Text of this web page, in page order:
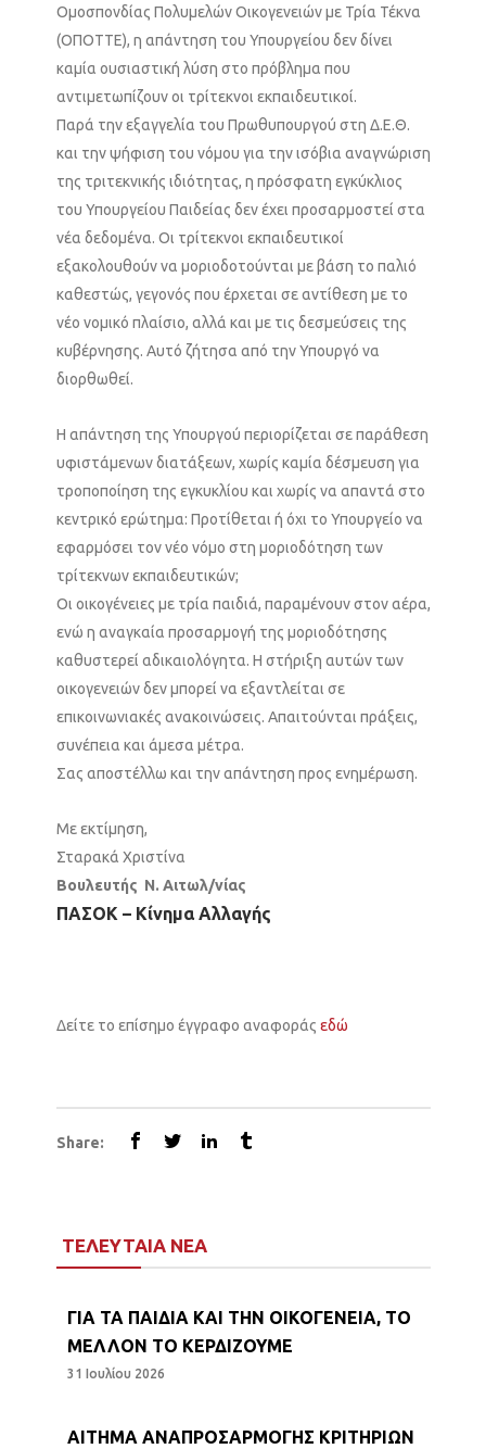
Ομοσπονδίας Πολυμελών Οικογενειών με Τρία Τέκνα
(ΟΠΟΤΤΕ), η απάντηση του Υπουργείου δεν δίνει
καμία ουσιαστική λύση στο πρόβλημα που
αντιμετωπίζουν οι τρίτεκνοι εκπαιδευτικοί.
Παρά την εξαγγελία του Πρωθυπουργού στη Δ.Ε.Θ.
και την ψήφιση του νόμου για την ισόβια αναγνώριση
της τριτεκνικής ιδιότητας, η πρόσφατη εγκύκλιος
του Υπουργείου Παιδείας δεν έχει προσαρμοστεί στα
νέα δεδομένα. Οι τρίτεκνοι εκπαιδευτικοί
εξακολουθούν να μοριοδοτούνται με βάση το παλιό
καθεστώς, γεγονός που έρχεται σε αντίθεση με το
νέο νομικό πλαίσιο, αλλά και με τις δεσμεύσεις της
κυβέρνησης. Αυτό ζήτησα από την Υπουργό να
διορθωθεί.
Η απάντηση της Υπουργού περιορίζεται σε παράθεση
υφιστάμενων διατάξεων, χωρίς καμία δέσμευση για
τροποποίηση της εγκυκλίου και χωρίς να απαντά στο
κεντρικό ερώτημα: Προτίθεται ή όχι το Υπουργείο να
εφαρμόσει τον νέο νόμο στη μοριοδότηση των
τρίτεκνων εκπαιδευτικών;
Οι οικογένειες με τρία παιδιά, παραμένουν στον αέρα,
ενώ η αναγκαία προσαρμογή της μοριοδότησης
καθυστερεί αδικαιολόγητα. Η στήριξη αυτών των
οικογενειών δεν μπορεί να εξαντλείται σε
επικοινωνιακές ανακοινώσεις. Απαιτούνται πράξεις,
συνέπεια και άμεσα μέτρα.
Σας αποστέλλω και την απάντηση προς ενημέρωση.
Με εκτίμηση,
Σταρακά Χριστίνα
Βουλευτής Ν. Αιτωλ/νίας
ΠΑΣΟΚ – Κίνημα Αλλαγής
Δείτε το επίσημο έγγραφο αναφοράς εδώ
Share:
ΤΕΛΕΥΤΑΙΑ ΝΕΑ
ΓΙΑ ΤΑ ΠΑΙΔΙΑ ΚΑΙ ΤΗΝ ΟΙΚΟΓΕΝΕΙΑ, ΤΟ
ΜΕΛΛΟΝ ΤΟ ΚΕΡΔΙΖΟΥΜΕ
31 Ιουλίου 2026
ΑΙΤΗΜΑ ΑΝΑΠΡΟΣΑΡΜΟΓΗΣ ΚΡΙΤΗΡΙΩΝ